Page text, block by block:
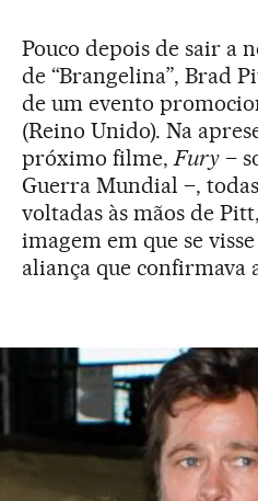
Pouco depois de sair a
de “Brangelina”, Brad
de um evento
(Reino Unido). Na
próximo filme,Fury–
Guerra Mundial –,
voltadas às mãos de
imagem em que se
aliança que confirmava